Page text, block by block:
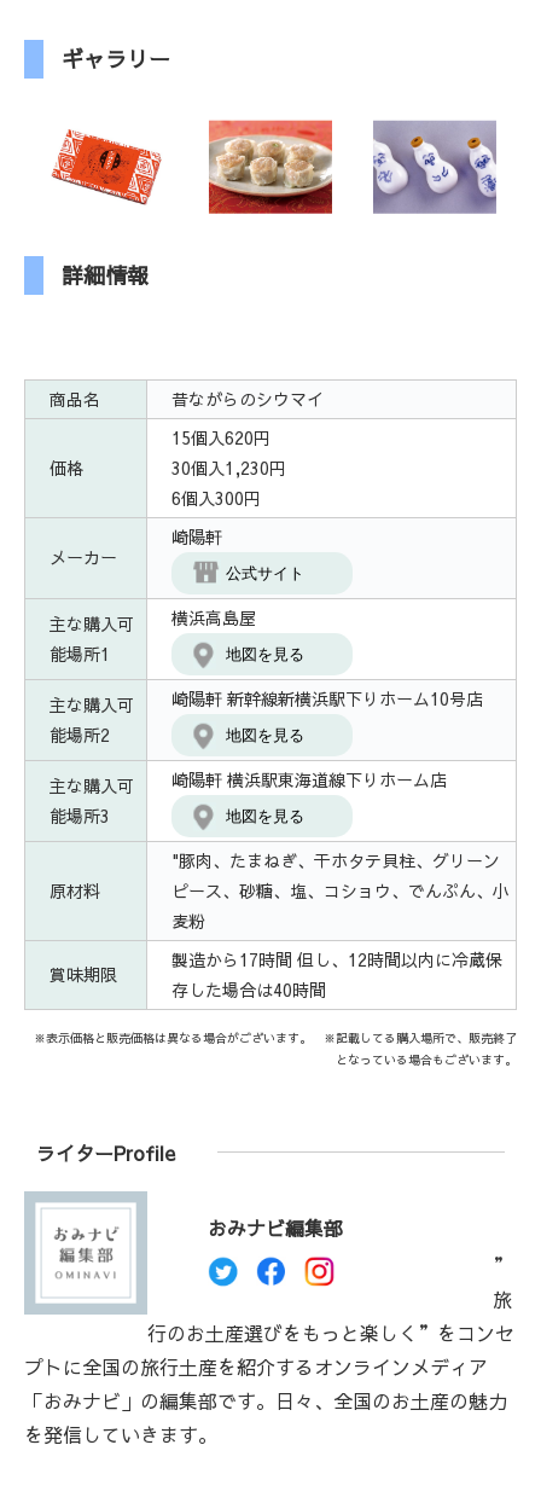
ギャラリー
詳細情報
商品名 昔ながらのシウマイ
価格
15個入620円
30個入1,230円
6個入300円
メーカー
崎陽軒
公式サイト
主な購入可
能場所1
横浜高島屋
地図を見る
主な購入可
能場所2
崎陽軒 新幹線新横浜駅下りホーム10号店
地図を見る
主な購入可
能場所3
崎陽軒 横浜駅東海道線下りホーム店
地図を見る
原材料
"豚肉、たまねぎ、干ホタテ貝柱、グリーン
ピース、砂糖、塩、コショウ、でんぷん、小
麦粉
賞味期限
製造から17時間 但し、12時間以内に冷蔵保
存した場合は40時間
※表示価格と販売価格は異なる場合がございます。 ※記載してる購入場所で、販売終了
となっている場合もございます。
ライターProfile
おみナビ編集部
”
旅
行のお土産選びをもっと楽しく”をコンセ
プトに全国の旅行土産を紹介するオンラインメディア
「おみナビ」の編集部です。日々、全国のお土産の魅力
を発信していきます。